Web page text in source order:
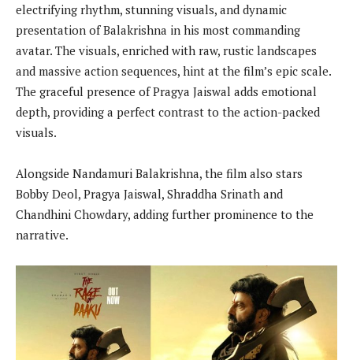
electrifying rhythm, stunning visuals, and dynamic
presentation of Balakrishna in his most commanding
avatar. The visuals, enriched with raw, rustic landscapes
and massive action sequences, hint at the film’s epic scale.
The graceful presence of Pragya Jaiswal adds emotional
depth, providing a perfect contrast to the action-packed
visuals.
Alongside Nandamuri Balakrishna, the film also stars
Bobby Deol, Pragya Jaiswal, Shraddha Srinath and
Chandhini Chowdary, adding further prominence to the
narrative.